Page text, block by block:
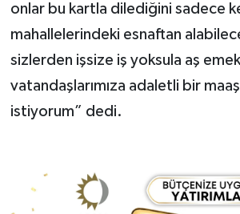
onlar bu kartla dilediğini sadece
mahallelerindeki esnaftan
sizlerden işsize iş yoksula aş
vatandaşlarımıza adaletli bir
istiyorum” dedi.